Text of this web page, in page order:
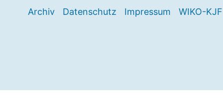
Archiv Datenschutz Impressum WIKO-KJF